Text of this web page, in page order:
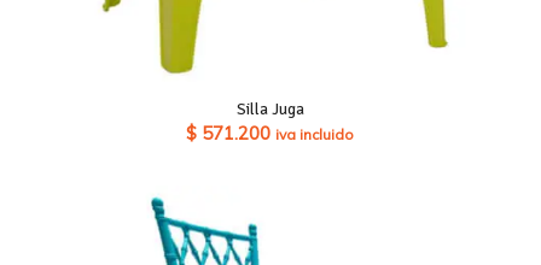
Silla Juga
$ 571.200 iva incluido